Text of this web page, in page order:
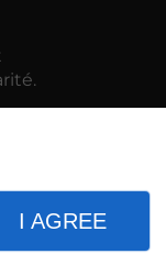
I AGREE
de